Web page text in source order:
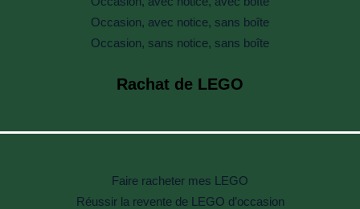
Occasion, avec notice, sans boîte
Occasion, sans notice, sans boîte
Rachat de LEGO
Faire racheter mes LEGO
Réussir la revente de LEGO d’occasion